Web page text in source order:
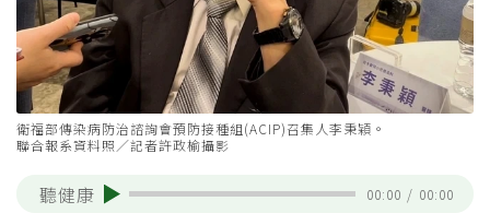
衛福部傳染病防治諮詢會預防接種組(ACIP)召集人李秉穎。
聯合報系資料照／記者許政榆攝影
聽健康 00:00 / 00:00